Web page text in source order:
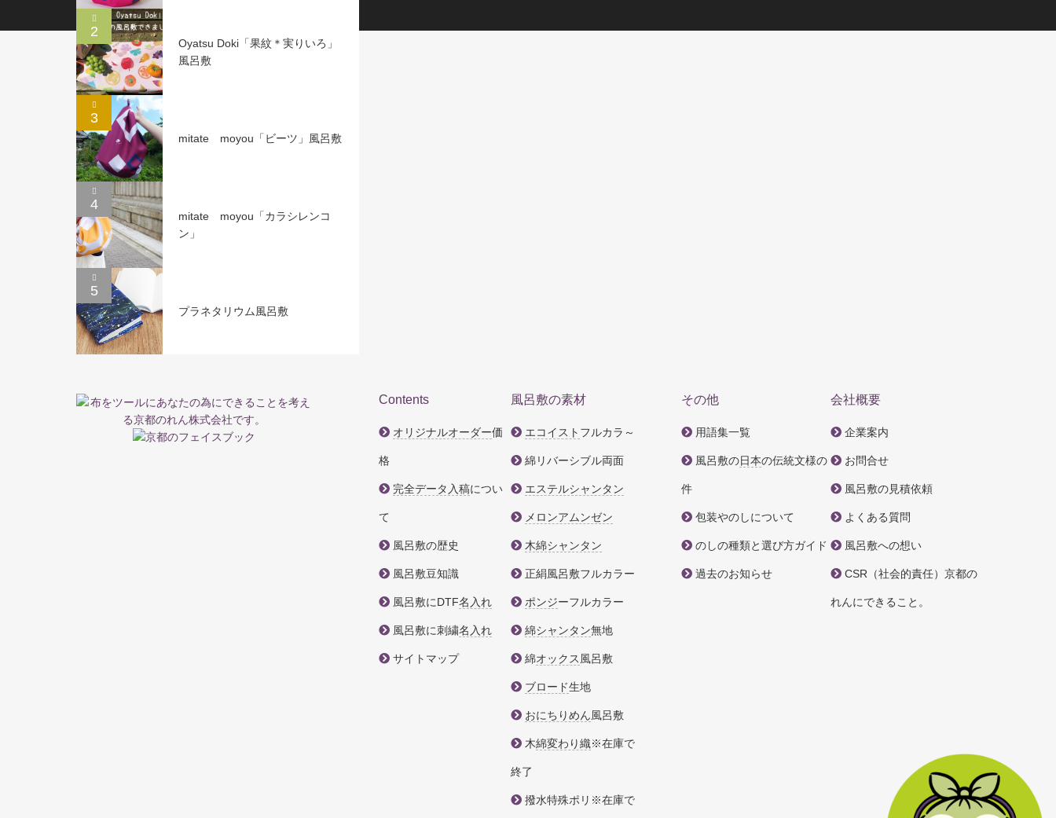
2
Oyatsu Doki「果紋＊実りいろ」
風呂敷
3
mitate moyou「ビーツ」風呂敷
4
mitate moyou「カラシレンコ
ン」
5
プラネタリウム風呂敷
Contents
オリジナルオーダー価
格
完全データ入稿につい
て
風呂敷の歴史
風呂敷豆知識
風呂敷にDTF名入れ
風呂敷に刺繍名入れ
サイトマップ
風呂敷の素材
エコイスト フルカラ～
綿リバーシブル両面
エステルシャンタン
メロンアムンゼン
木綿シャンタン
正絹風呂敷フルカラー
ポンジーフルカラー
綿シャンタン無地
綿オックス 風呂敷
ブロード生地
おにちりめん 風呂敷
木綿変わり織※在庫で
終了
撥水特殊ポリ※在庫で
その他
用語集一覧
風呂敷の日本の伝統文様の
件
包装やのしについて
のしの種類と選び方ガイド
過去のお知らせ
会社概要
企業案内
お問合せ
風呂敷の見積依頼
よくある質問
風呂敷への想い
CSR（社会的責任）京都の
れんにできること。